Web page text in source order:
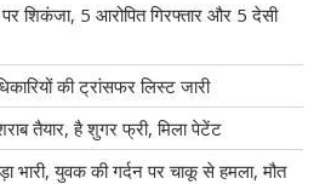
पर शिकंजा, 5 आरोपित गिरफ्तार और 5 देसी
की ट्रांसफर लिस्ट जारी
तैयार, है शुगर फ्री, मिला पेटेंट
भारी, युवक की गर्दन पर चाकू से हमला, मौत